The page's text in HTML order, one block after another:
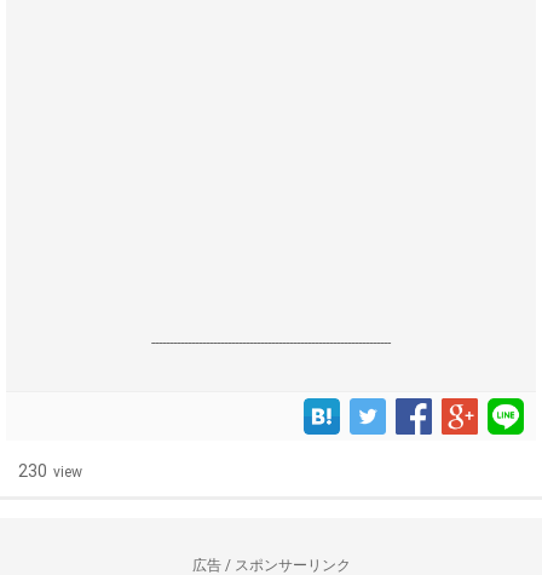
------------------------------------------------------------------
230 view
広告 / スポンサーリンク